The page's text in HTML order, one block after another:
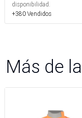
disponibilidad.
+380 Vendidos
Más de